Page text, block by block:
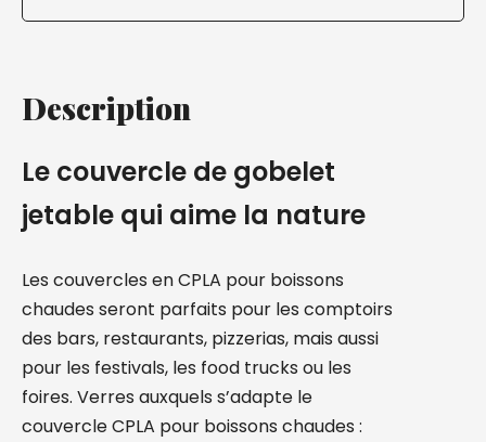
Description
Le couvercle de gobelet
jetable qui aime la nature
Les couvercles en CPLA pour boissons
chaudes seront parfaits pour les comptoirs
des bars, restaurants, pizzerias, mais aussi
pour les festivals, les food trucks ou les
foires. Verres auxquels s’adapte le
couvercle CPLA pour boissons chaudes :